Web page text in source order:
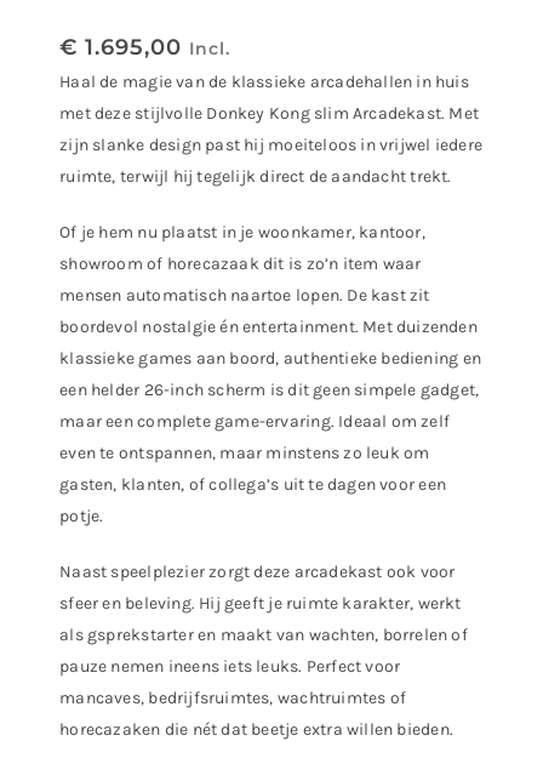
€ 1.695,00 Incl.
Haal de magie van de klassieke arcadehallen in huis
met deze stijlvolle Donkey Kong slim Arcadekast. Met
zijn slanke design past hij moeiteloos in vrijwel iedere
ruimte, terwijl hij tegelijk direct de aandacht trekt.
Of je hem nu plaatst in je woonkamer, kantoor,
showroom of horecazaakdit is zo’n item waar
mensen automatisch naartoe lopen. De kast zit
boordevol nostalgie én entertainment. Met duizenden
klassieke games aan boord, authentieke bediening en
een helder 26-inch scherm is dit geen simpele gadget,
maar een complete game-ervaring. Ideaal om zelf
even te ontspannen, maar minstens zo leuk om
gasten, klanten, of collega’s uit te dagen voor een
potje.
Naast speelplezier zorgt deze arcadekast ook voor
sfeer en beleving. Hij geeft je ruimte karakter, werkt
als gsprekstarter en maakt van wachten, borrelen of
pauze nemen ineens iets leuks. Perfect voor
mancaves, bedrijfsruimtes, wachtruimtes of
horecazaken die nét dat beetje extra willen bieden.